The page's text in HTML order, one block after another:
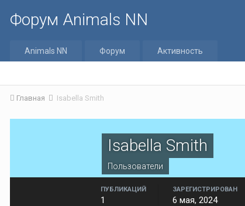
Форум Animals NN
Animals NN Форум Активность
Главная Isabella Smith
Isabella Smith
Пользователи
ПУБЛИКАЦИЙ
1
ЗАРЕГИСТРИРОВАН
6 мая, 2024